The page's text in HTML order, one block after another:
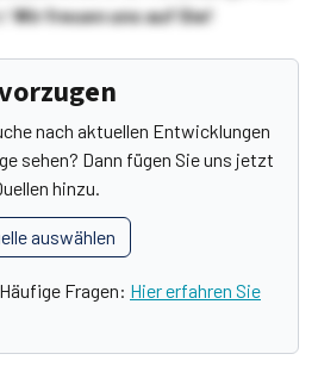
Wir freuen uns auf Sie!
nach aktuellen Entwicklungen
sehen? Dann fügen Sie uns jetzt
hinzu.
auswählen
Fragen: Hier erfahren Sie